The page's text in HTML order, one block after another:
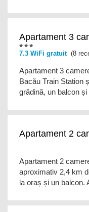
Apartament 3
7.3 WiFi gratuit(8
Apartament 3
Bacău Train Station
grădină, un balcon
Apartament 2
Apartament 2
aproximativ 2,4 km
la oraș și un balcon.